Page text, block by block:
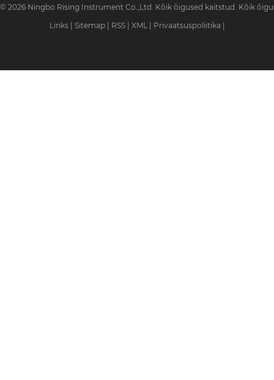
2026 Ningbo Rising Instrument Co.,Ltd. Kõik õigused kaitstud. Kõik
Links | Sitemap | RSS | XML | Privaatsuspoliitika |